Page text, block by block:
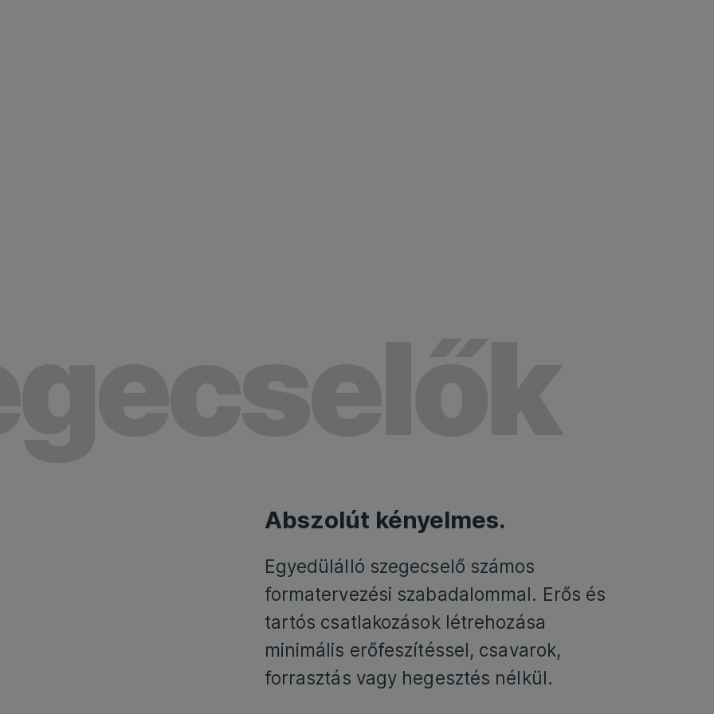
Abszolút kényelmes.
Egyedülálló szegecselő számos
formatervezési szabadalommal. Erős és
tartós csatlakozások létrehozása
minimális erőfeszítéssel, csavarok,
forrasztás vagy hegesztés nélkül.